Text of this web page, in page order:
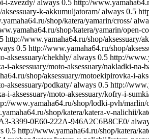
i-zvezdy/ always 0.5 http://
k-akkumuljatoram/ always 0.5
shop/katera/yamarin/cross/
shop/katera/yamarin/open-
http://www.yamaha64.ru/shop/aksessuary/
0.5 http://www.yamaha64.ru/shop/
aksessuary/chekhly/ always 0.5 http://
i-aksessuary/moto-aksessuary/nakladki-na-
shop/aksessuary/motoekipirovka-i-
aksessuary/podkaty/ always 0.5 http://
i-aksessuary/moto-aksessuary/kofry-i-
www.yamaha64.ru/shop/lodki-pvh/marlin/
shop/katera/katera-v-nalichii/
3399-0E60-222A-946A2C6B8CE0/
0.5 http://www.yamaha64.ru/shop/katera/